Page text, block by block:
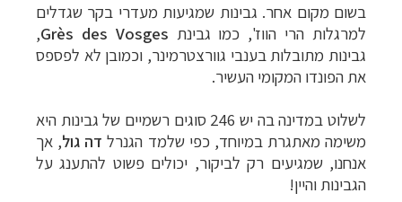
בשום מקום אחר. גבינות שמגיעות מעדרי בקר שגדלים
למרגלות הרי הווז', כמו גבינת Grès des Vosges
,
גבינות מתובלות בענבי גוורצטרמינר, וכמובן לא לפספס
את הפונדו המקומי העשיר.
לשלוט במדינה בה יש 246 סוגים רשמיים של גבינות היא
משימה מאתגרת במיוחד, כפי שלמד הגנרל דה גול, אך
אנחנו, שמגיעים רק לביקור, יכולים פשוט להתענג על
הגבינות והיין!